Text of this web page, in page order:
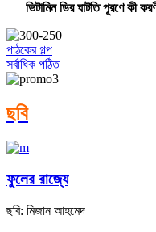
ভিটামিন ডির ঘাটতি পূরণে কী
পাঠকের গল্প
সর্বাধিক পঠিত
ছবি
ফুলের রাজ্যে
ছবি: মিজান আহমেদ